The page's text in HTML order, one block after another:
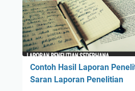
Contoh Hasil Laporan
Saran Laporan Penelitian